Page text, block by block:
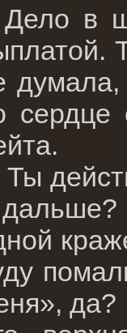
в
думала,
сердце
Ты
да?